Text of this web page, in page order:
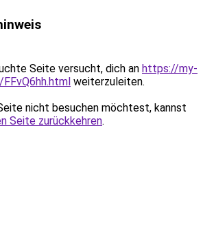
Seite versucht, dich an https://my-
weiterzuleiten.
nicht besuchen möchtest, kannst
Seite zurückkehren.